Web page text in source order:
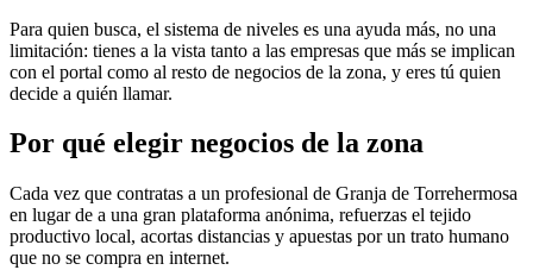
Para quien busca, el sistema de niveles es una ayuda más, no una
limitación: tienes a la vista tanto a las empresas que más se implican
con el portal como al resto de negocios de la zona, y eres tú quien
decide a quién llamar.
Por qué elegir negocios de la zona
Cada vez que contratas a un profesional de Granja de Torrehermosa
en lugar de a una gran plataforma anónima, refuerzas el tejido
productivo local, acortas distancias y apuestas por un trato humano
que no se compra en internet.